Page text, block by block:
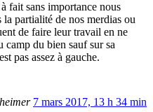
fait sans importance nous
partialité de nos merdias ou
de faire leur travail en ne
camp du bien sauf sur sa
pas assez à gauche.
7 mars 2017, 13 h 34 min